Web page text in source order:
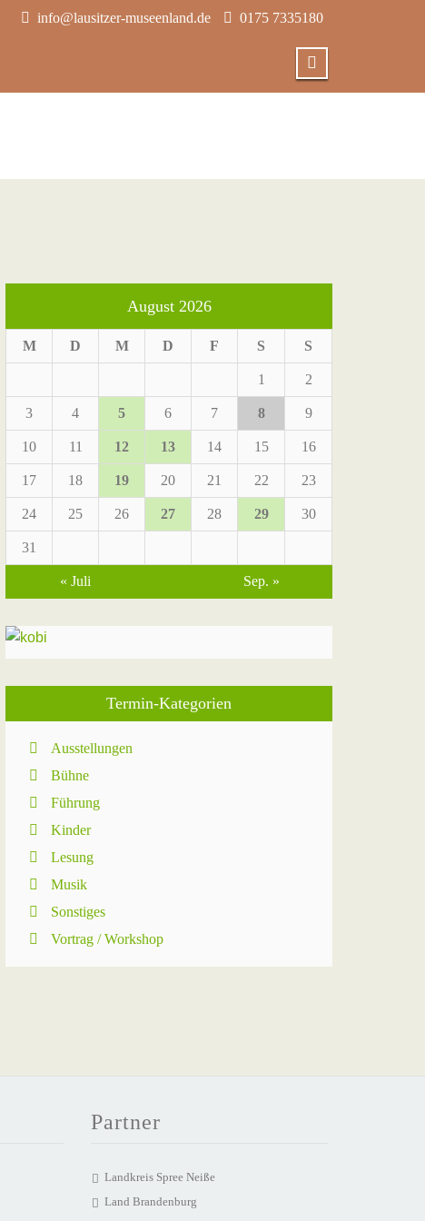
info@lausitzer-museenland.de 0175 7335180
August 2026
M D M D F S S
1 2
3 4 5 6 7 8 9
10 11 12 13 14 15 16
17 18 19 20 21 22 23
24 25 26 27 28 29 30
31
« Juli Sep. »
Termin-Kategorien
Ausstellungen
Bühne
Führung
Kinder
Lesung
Musik
Sonstiges
Vortrag / Workshop
Partner
Landkreis Spree Neiße
Land Brandenburg